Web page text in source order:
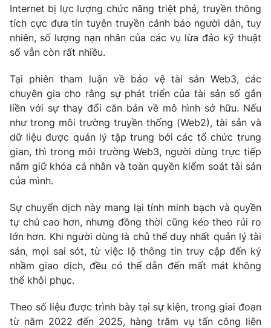
Liên hệ tòa soạn English
THỜI BÁO VTV
Theo dõi báo trên
Cơ quan chủ quản:Đài Truyền hình Việt Nam
Cơ quan báo chí:Thời báo VTV
Giấy phép hoạt động báo in và báo điện tử số 483/GP-BTTTT
Tổng Biên tập:
Vũ Thanh Thủy
Phó Tổng Biên tập:Nguyễn Thị Mỹ Hạnh, Phạm Quốc Thắng,
Nguyễn Trọng Ninh
Tổng đài VTV:024.38 355 931 - 024.38 355 932
Ðiện thoại Thời báo VTV:
Liên hệ quảng cáo: 024-7300.7108
Internet bị lực lượng chức năng triệt phá, truyền thông
tích cực đưa tin tuyên truyền cảnh báo người dân, tuy
nhiên, số lượng nạn nhân của các vụ lừa đảo kỹ thuật
số vẫn còn rất nhiều.
Tại phiên tham luận về bảo vệ tài sản Web3, các
chuyên gia cho rằng sự phát triển của tài sản số gắn
liền với sự thay đổi căn bản về mô hình sở hữu. Nếu
như trong môi trường truyền thống (Web2), tài sản và
dữ liệu được quản lý tập trung bởi các tổ chức trung
gian, thì trong môi trường Web3, người dùng trực tiếp
nắm giữ khóa cá nhân và toàn quyền kiểm soát tài sản
của mình.
Sự chuyển dịch này mang lại tính minh bạch và quyền
tự chủ cao hơn, nhưng đồng thời cũng kéo theo rủi ro
lớn hơn. Khi người dùng là chủ thể duy nhất quản lý tài
sản, mọi sai sót, từ việc lộ thông tin truy cập đến ký
nhầm giao dịch, đều có thể dẫn đến mất mát không
thể khôi phục.
Theo số liệu được trình bày tại sự kiện, trong giai đoạn
từ năm 2022 đến 2025, hàng trăm vụ tấn công liên